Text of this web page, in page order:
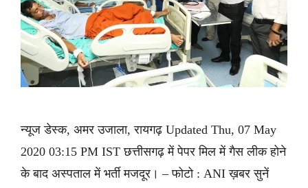
न्यूज डेस्क, अमर उजाला, रायगढ़ Updated Thu, 07 May
2020 03:15 PM IST छत्तीसगढ़ में पेपर मिल में गैस लीक होने
के बाद अस्पताल में भर्ती मजदूर। – फोटो : ANI ख़बर सुनें